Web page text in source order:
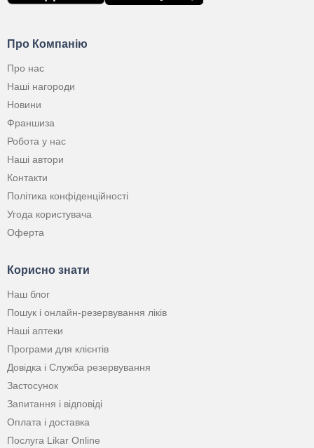
Про Компанію
Про нас
Наші нагороди
Новини
Франшиза
Робота у нас
Наші автори
Контакти
Політика конфіденційності
Угода користувача
Оферта
Корисно знати
Наш блог
Пошук і онлайн-резервування ліків
Наші аптеки
Програми для клієнтів
Довідка і Служба резервування
Застосунок
Запитання і відповіді
Оплата і доставка
Послуга Likar Online